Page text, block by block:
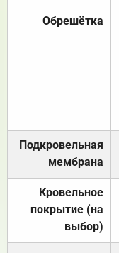
Обрешётка
Подкровельная
мембрана
Кровельное
покрытие (на
выбор)